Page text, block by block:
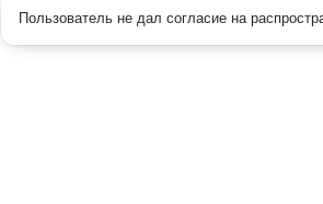
Пользователь не дал согласие на